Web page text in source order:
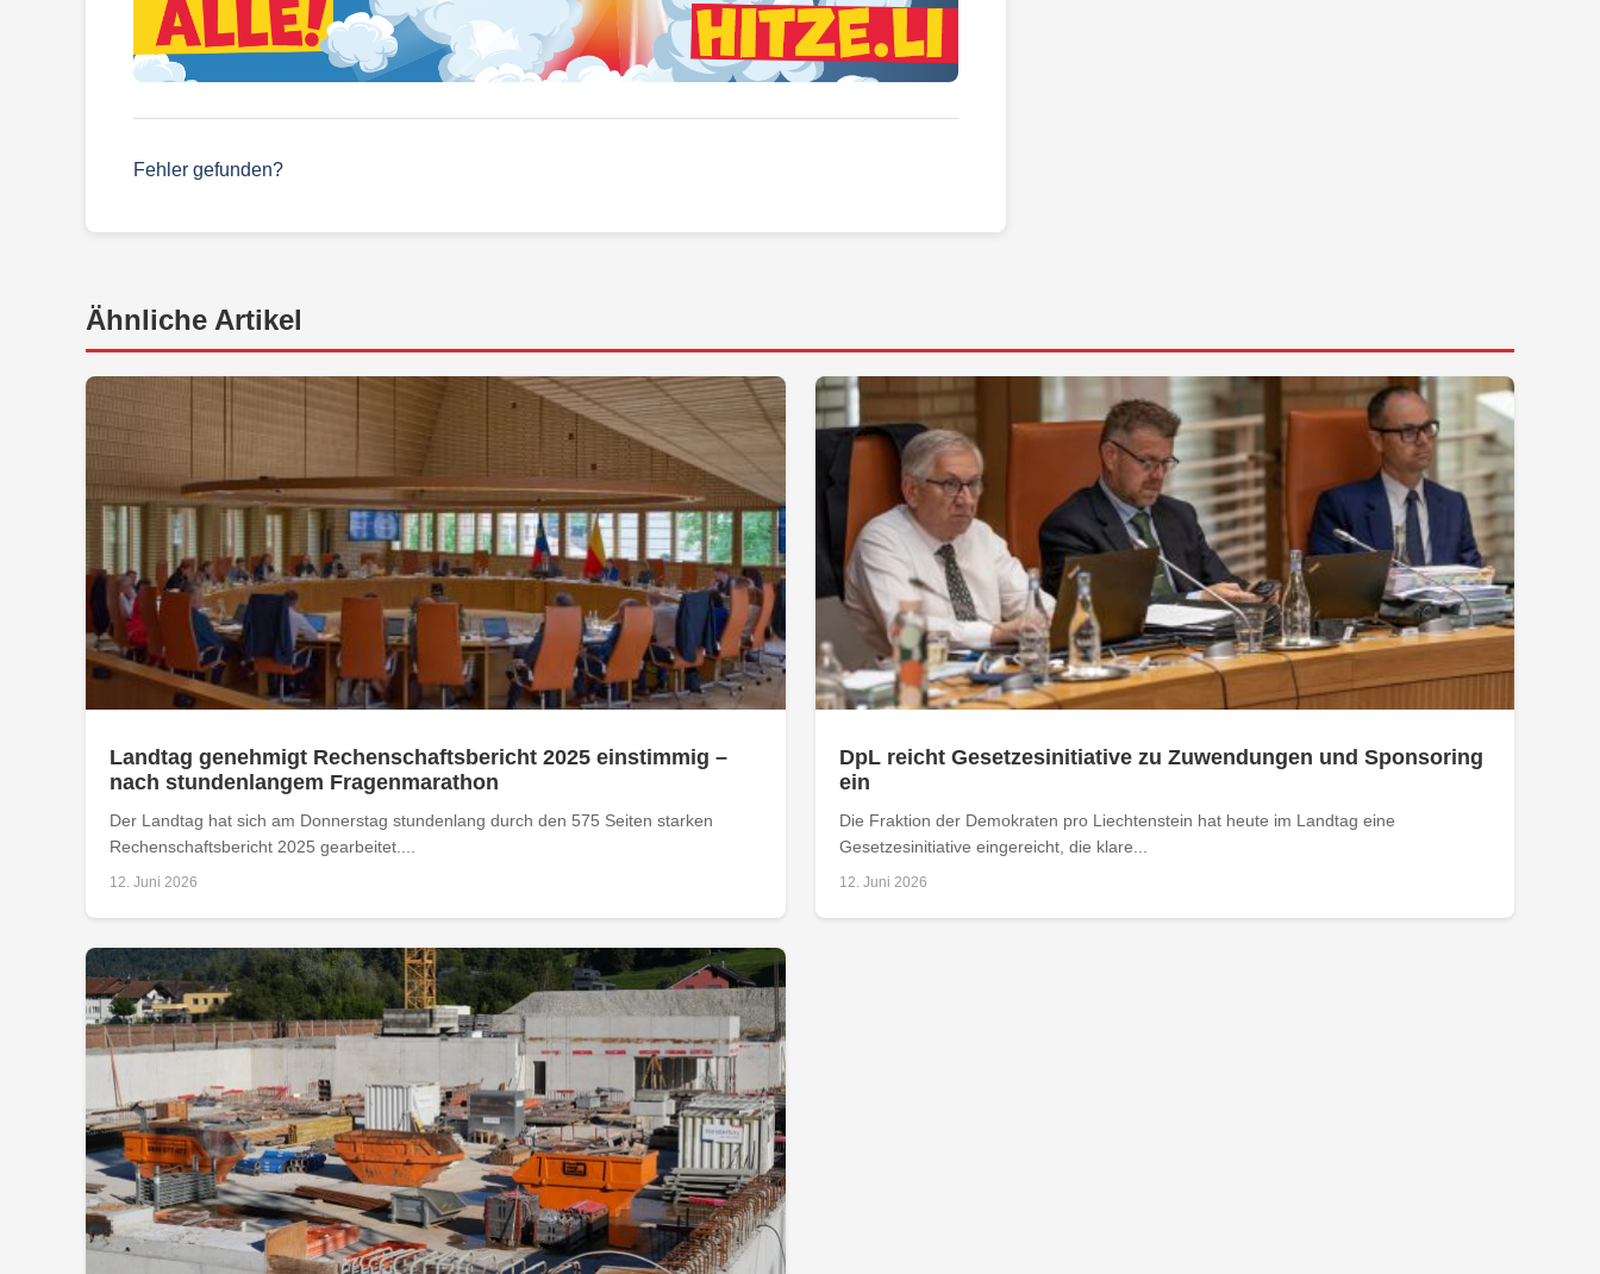
Fehler gefunden?
Ähnliche Artikel
Landtag genehmigt Rechenschaftsbericht 2025 einstimmig –
nach stundenlangem Fragenmarathon
Der Landtag hat sich am Donnerstag stundenlang durch den 575 Seiten starken
Rechenschaftsbericht 2025 gearbeitet....
12. Juni 2026
DpL reicht Gesetzesinitiative zu Zuwendungen und Sponsoring
ein
Die Fraktion der Demokraten pro Liechtenstein hat heute im Landtag eine
Gesetzesinitiative eingereicht, die klare...
12. Juni 2026